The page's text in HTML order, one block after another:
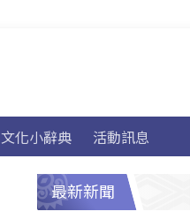
文化小辭典 活動訊息
最新新聞